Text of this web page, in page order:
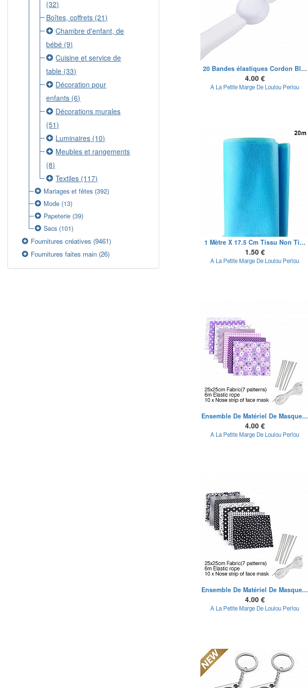
(32)
Boîtes, coffrets (21)
Chambre d'enfant, de
bébé (9)
Cuisine et service de
table (33)
Décoration pour
enfants (6)
Décorations murales
(51)
Luminaires (10)
Meubles et rangements
(8)
Textiles (117)
Mariages et fêtes (392)
Mode (13)
Papeterie (39)
Sacs (101)
Fournitures créatives (9461)
Fournitures faites main (26)
20 Bandes élastiques Cordon Bl...
4.00 €
A La Petite Marge De Loulou Perlou
1 Mètre X 17.5 Cm Tissu Non Ti...
1.50 €
A La Petite Marge De Loulou Perlou
Ensemble De Matériel De Masque...
4.00 €
A La Petite Marge De Loulou Perlou
Ensemble De Matériel De Masque...
4.00 €
A La Petite Marge De Loulou Perlou